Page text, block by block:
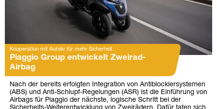
Kooperation mit Autoliv für mehr Sicherheit
Piaggio Group entwickelt Zweirad-
Airbag
Nach der bereits erfolgten Integration von Antiblockiersystemen
(ABS) und Anti-Schlupf-Regelungen (ASR) ist die Einführung von
Airbags für Piaggio der nächste, logische Schritt bei der